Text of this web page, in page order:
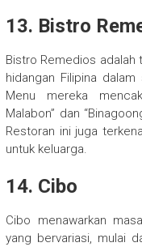
13. Bistro
Bistro Remedios
hidangan Filipina
Menu mereka
Malabon” dan
Restoran ini juga
untuk keluarga.
14. Cibo
Cibo menawarkan
yang bervariasi, mulai